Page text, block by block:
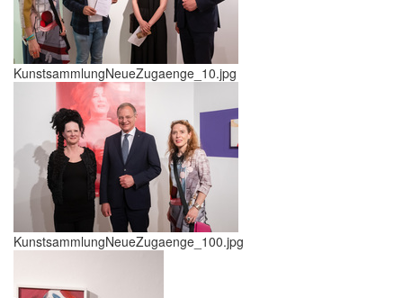
KunstsammlungNeueZugaenge_10.jpg
KunstsammlungNeueZugaenge_100.jpg